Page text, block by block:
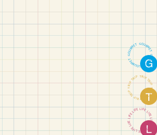
GOURME
T
G
O
U
R
M
E
T
G
O
U
R
M
E
T
G
O
U
RMET
TRIPT
RI
P
T
R
P
T
R
T
R
I
P
T
R
I
P
T
R
I
P
T
RIP
LIFEL
IF
E
L
F
L
I
FE
F
E
L
I
F
E
L
I
F
E
L
IF
E
LIFE